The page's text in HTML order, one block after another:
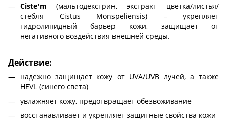
Ciste'm (мальтодекстрин, экстракт цветка/листья/
стебля Cistus Monspeliensis) – укрепляет
гидролипидный барьер кожи, защищает от
негативного воздействия внешней среды.
Действие:
надежно защищает кожу от UVA/UVB лучей, а также
HEVL (синего света)
увлажняет кожу, предотвращает обезвоживание
восстанавливает и укрепляет защитные свойства кожи